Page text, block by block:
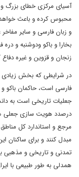
آسیای مرکزی خطای بزرگ و
محبوس کرده و باعث خواهد
و زبان فارسی و سایر
بخارا و باکو ودوشنبه و دره
زنجان و قزوین و غیره دفاع
در شرایطی که بخش زیادی
فارسی است، حاکمان باکو
جعلیات تاریخی است به
درصدد هویت سازی جعلی
مرجع و استاندارد کل
مبدل کنند و برای
تمدنی و تاریخی و مذهبی
همدلی به طور طبیعی با